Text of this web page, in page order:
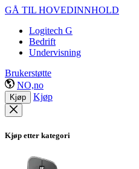
GÅ TIL HOVEDINNHOLD
Logitech G
Bedrift
Undervisning
Brukerstøtte
NO,no
Kjøp Kjøp
Kjøp etter kategori